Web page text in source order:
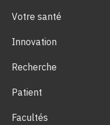
Votre santé
Innovation
Recherche
Patient
Facultés